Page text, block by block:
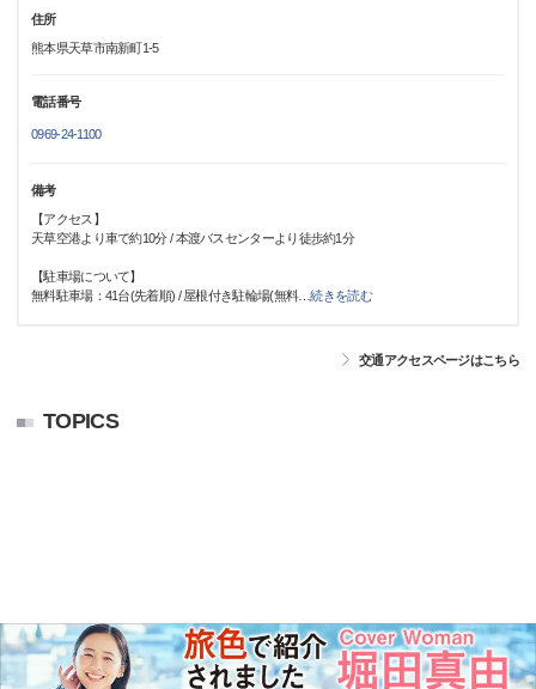
住所
熊本県天草市南新町1-5
電話番号
0969-24-1100
備考
【アクセス】
天草空港より車で約10分 / 本渡バスセンターより徒歩約1分
【駐車場について】
無料駐車場：41台(先着順) / 屋根付き駐輪場(無料…続きを読む
交通アクセスページはこちら
TOPICS